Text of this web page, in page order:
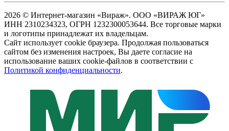
2026 © Интернет-магазин «Вираж». ООО «ВИРАЖ ЮГ»
ИНН 2310234323, ОГРН 1232300053644. Все торговые марки
и логотипы принадлежат их владельцам.
Сайт использует cookie браузера. Продолжая пользоваться
сайтом без изменения настроек, Вы даете согласие на
использование ваших cookie-файлов в соответствии с
Политикой конфиденциальности.